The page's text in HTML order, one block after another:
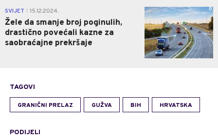
SVIJET 15.12.2024.
Žele da smanje broj poginulih,
drastično povećali kazne za
saobraćajne prekršaje
0
TAGOVI
GRANIČNI PRELAZ GUŽVA BIH HRVATSKA
PODIJELI